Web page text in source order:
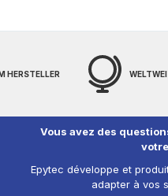
HERSTELLER
Vous avez des
Epytec développe et
adapter à vos